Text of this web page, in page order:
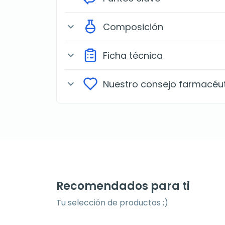
expand_more Composición
expand_more Ficha técnica
expand_more Nuestro consejo
Recomendados para ti
Tu selección de productos ;)